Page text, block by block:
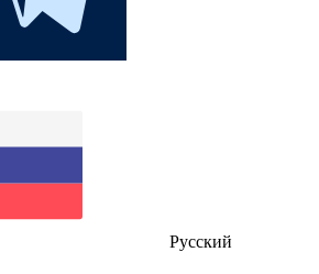
Русский